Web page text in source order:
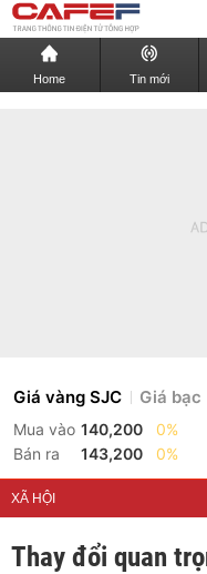
Home Tin mới
Giá vàng SJC Giá bạc
Mua vào 140,200
0%
Bán ra
143,200 0%
XÃ HỘI
Thay đổi quan